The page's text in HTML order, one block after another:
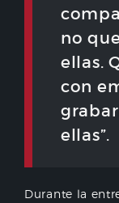
no
ellas.
con
ellas”.
Durante la